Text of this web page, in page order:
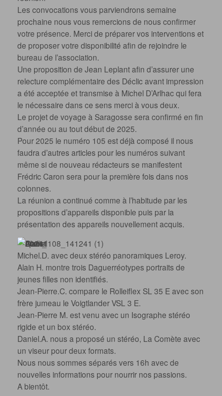
Les convocations vous parviendrons semaine
prochaine nous vous remercions de nous confirmer
votre présence. Merci de préparer vos interventions et
de proposer votre disponibilité afin de rejoindre le
bureau de l’association.
Une proposition de Jean Leplant afin d’assurer une
relecture complémentaire des Déclic avant impression
a été acceptée et transmise à Michel D’Arlhac qui fera
le nécessaire dans ce sens merci à vous deux.
Le projet de voyage à Saragosse sera confirmé en fin
d’année ou au tout début de 2025.
Pour 2025 le numéro 105 est déjà composé il nous
faudra d’autres articles pour les numéros suivant
même si de nouveau rédacteurs se manifestent
Frédric Caron sera pour la première fois dans nos
colonnes.
La réunion a continué comme à l’habitude par les
propositions d’appareils disponible puis par la
présentation des appareils nouvellement acquis.
Michel.D. avec deux stéréo panoramiques Leroy.
Alain H. montre trois Daguerréotypes portraits de
jeunes filles non identifiés.
Jean-Pierre.C. compare le Rolleiflex SL 35 E avec son
frère jumeau le Voigtlander VSL 3 E.
Jean-Pierre M. est venu avec un Isographe stéréo
rigide et un box stéréo.
Daniel.A. nous a proposé un stéréo, La Comète avec
un viseur pour deux formats.
Nous nous sommes séparés vers 16h avec de
nouvelles informations pour nourrir nos passions.
A bientôt.